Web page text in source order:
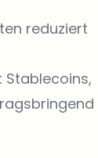
reduziert